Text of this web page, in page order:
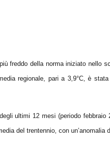
freddo della norma iniziato nello
regionale, pari a 3,9°C, è
ultimi 12 mesi (periodo
del trentennio, con